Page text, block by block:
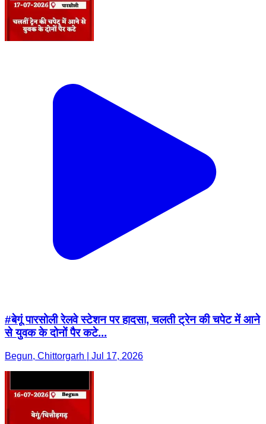
#बेगूं पारसोली रेलवे स्टेशन पर हादसा, चलती ट्रेन की चपेट में आने
से युवक के दोनों पैर कटे...
Begun, Chittorgarh | Jul 17, 2026